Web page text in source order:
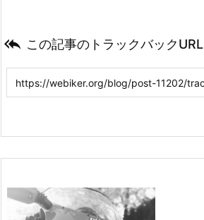
 この記事のトラックバックURL